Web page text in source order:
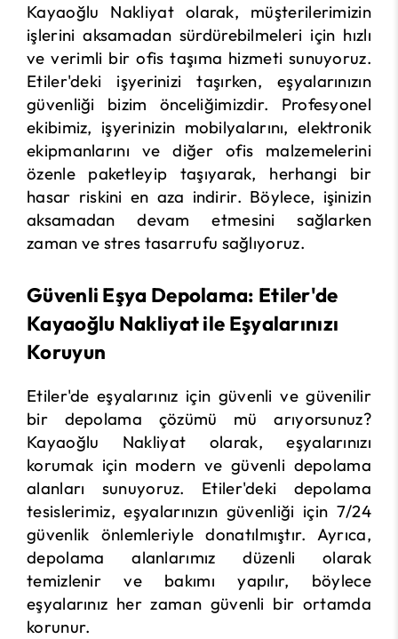
Kayaoğlu Nakliyat olarak, müşterilerimizin
işlerini aksamadan sürdürebilmeleri için hızlı
ve verimli bir ofis taşıma hizmeti sunuyoruz.
Etiler'deki işyerinizi taşırken, eşyalarınızın
güvenliği bizim önceliğimizdir. Profesyonel
ekibimiz, işyerinizin mobilyalarını, elektronik
ekipmanlarını ve diğer ofis malzemelerini
özenle paketleyip taşıyarak, herhangi bir
hasar riskini en aza indirir. Böylece, işinizin
aksamadan devam etmesini sağlarken
zaman ve stres tasarrufu sağlıyoruz.
Güvenli Eşya Depolama: Etiler'de
Kayaoğlu Nakliyat ile Eşyalarınızı
Koruyun
Etiler'de eşyalarınız için güvenli ve güvenilir
bir depolama çözümü mü arıyorsunuz?
Kayaoğlu Nakliyat olarak, eşyalarınızı
korumak için modern ve güvenli depolama
alanları sunuyoruz. Etiler'deki depolama
tesislerimiz, eşyalarınızın güvenliği için 7/24
güvenlik önlemleriyle donatılmıştır. Ayrıca,
depolama alanlarımız düzenli olarak
temizlenir ve bakımı yapılır, böylece
eşyalarınız her zaman güvenli bir ortamda
korunur.